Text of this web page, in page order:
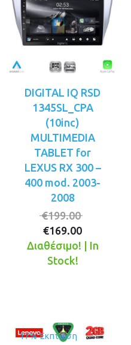
DIGITAL IQ RSD
1345SL_CPA
(10inc)
MULTIMEDIA
TABLET for
LEXUS RX 300 –
400 mod. 2003-
2008
€199.00
was:
€169.00
Διαθέσιμο! | In
Stock!
17% Έκπτωση